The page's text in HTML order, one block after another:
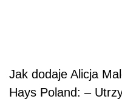
Jak dodaje Alicja
Hays Poland: –